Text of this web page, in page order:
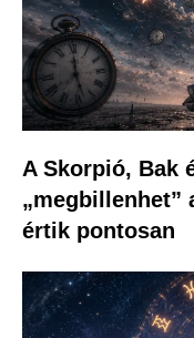
A Skorpió, Bak
„megbillenhet”
értik pontosan